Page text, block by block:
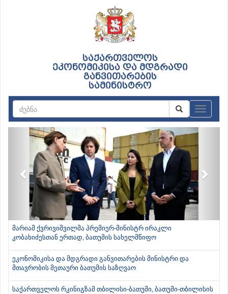
საქართველოს
ეკონომიკისა და მდგრადი
განვითარების
სამინისტრო
Previous
მარიამ ქვრივიშვილმა პრემიერ-მინისტრ ირაკლი
კობახიძესთან ერთად, ბათუმის სახელმწიფო
ეკონომიკისა და მდგრადი განვითარების მინისტრი და
მთავრობის მეთაური ბათუმის საზღვაო
საქართველოს რკინიგზამ თბილისი-ბათუმი, ბათუმი-თბილისის